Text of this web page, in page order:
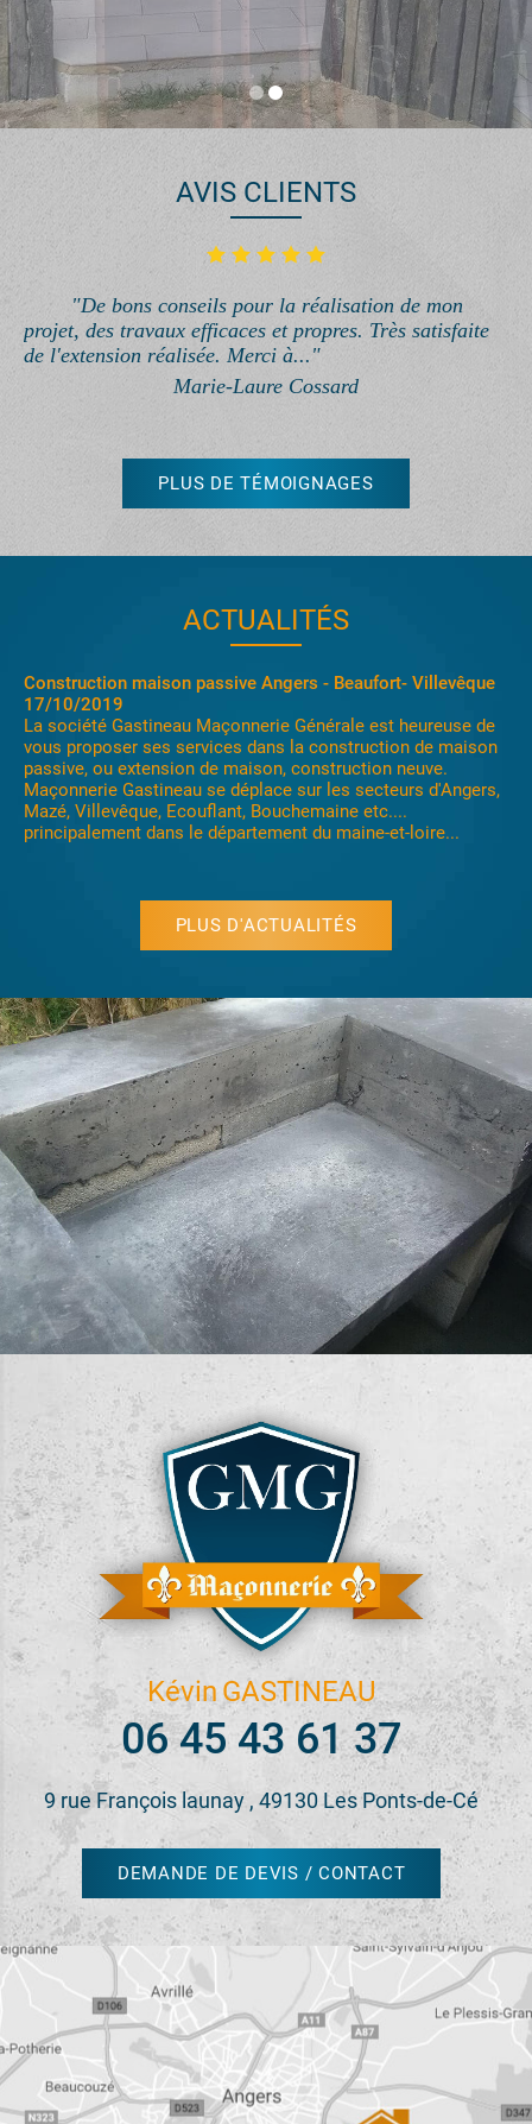
AVIS CLIENTS
"De bons conseils pour la réalisation de mon
projet, des travaux efficaces et propres. Très satisfaite
de l'extension réalisée. Merci à..."
Marie-Laure Cossard
PLUS DE TÉMOIGNAGES
ACTUALITÉS
Construction maison passive Angers - Beaufort- Villevêque
17/10/2019
La société Gastineau Maçonnerie Générale est heureuse de
vous proposer ses services dans la construction de maison
passive, ou extension de maison, construction neuve.
Maçonnerie Gastineau se déplace sur les secteurs d'Angers,
Mazé, Villevêque, Ecouflant, Bouchemaine etc....
principalement dans le département du maine-et-loire...
PLUS D'ACTUALITÉS
Kévin GASTINEAU
06 45 43 61 37
9 rue François launay , 49130 Les Ponts-de-Cé
DEMANDE DE DEVIS / CONTACT